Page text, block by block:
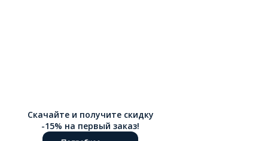
Скачайте и получите скидку
-15% на первый заказ!